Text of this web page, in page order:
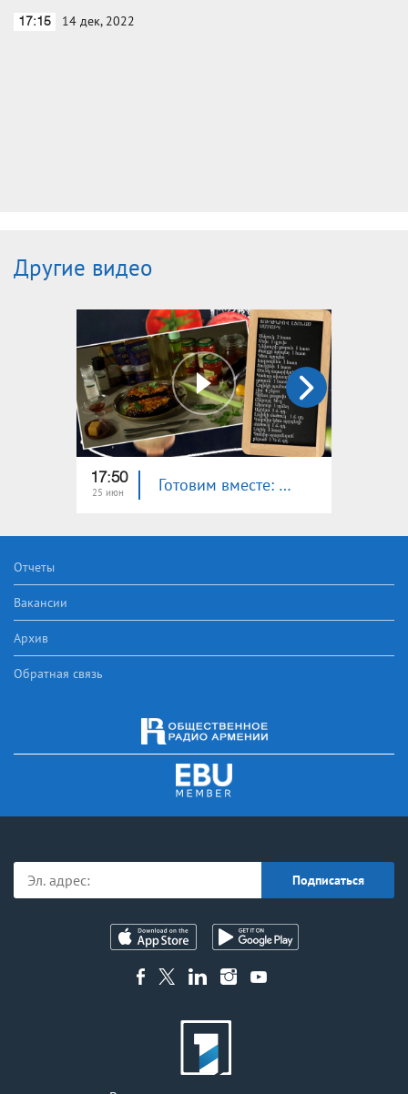
17:15 14 дек, 2022
Другие видео
17:50
25 июн Готовим вместе: баклажан, фаршированный цукини
Отчеты
Вакансии
Архив
Обратная связь